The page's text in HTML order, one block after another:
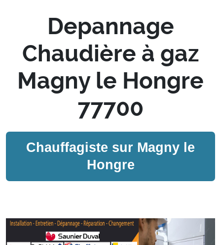
Depannage
Chaudière à gaz
Magny le Hongre
77700
Chauffagiste sur Magny le
Hongre